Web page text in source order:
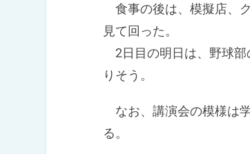
食事の後は、模擬店、
見て回った。
2日目の明日は、野球部
りそう。
なお、講演会の模様は
る。